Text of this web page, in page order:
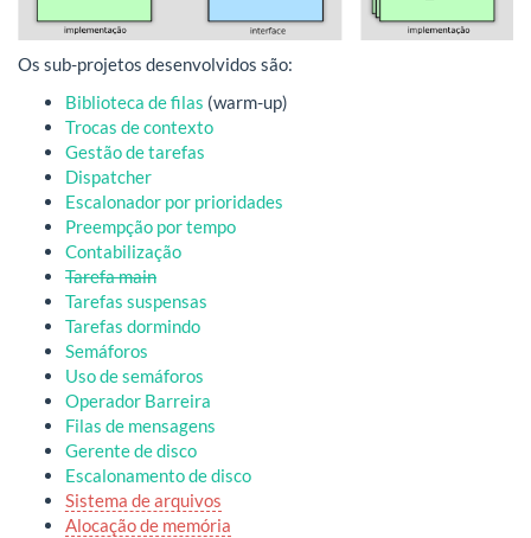
Os sub-projetos desenvolvidos são:
Biblioteca de filas (warm-up)
Trocas de contexto
Gestão de tarefas
Dispatcher
Escalonador por prioridades
Preempção por tempo
Contabilização
Tarefa main
Tarefas suspensas
Tarefas dormindo
Semáforos
Uso de semáforos
Operador Barreira
Filas de mensagens
Gerente de disco
Escalonamento de disco
Sistema de arquivos
Alocação de memória